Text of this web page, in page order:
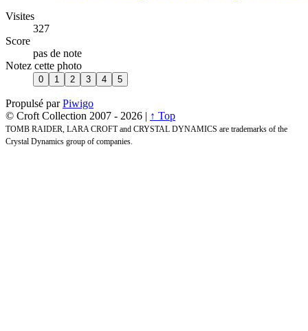
Visites
327
Score
pas de note
Notez cette photo
Propulsé parPiwigo
© Croft Collection 2007 - 2026 | ↑ Top
TOMB RAIDER, LARA CROFT and CRYSTAL DYNAMICS are trademarks of the
Crystal Dynamics group of companies.